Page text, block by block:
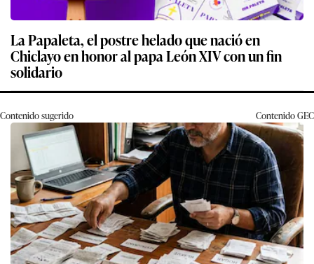
La Papaleta, el postre helado que nació en
Chiclayo en honor al papa León XIV con un fin
solidario
Contenido sugerido ContenidoGEC